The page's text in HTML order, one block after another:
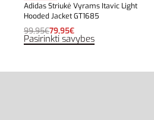
Adidas Striukė Vyrams Itavic Light
Hooded Jacket GT1685
99,95€79,95€
Pasirinkti savybes